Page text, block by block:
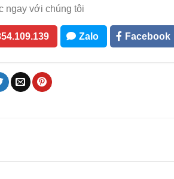
ngay với chúng tôi
Zalo Facebook